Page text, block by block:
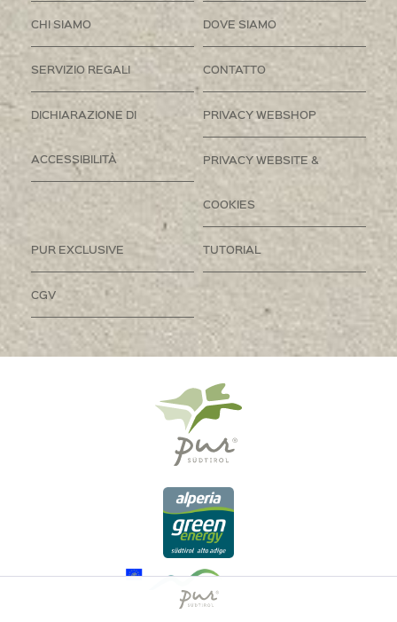
CHI SIAMO DOVE SIAMO
SERVIZIO REGALI CONTATTO
DICHIARAZIONE DI
ACCESSIBILITÀ
PRIVACY WEBSHOP
PRIVACY WEBSITE &
COOKIES
PUR EXCLUSIVE TUTORIAL
CGV